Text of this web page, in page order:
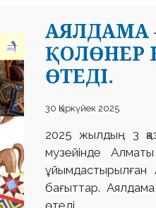
АЯЛДАМА
ҚОЛӨНЕР
ӨТЕДІ.
30 Қыркүйек 2025
2025 жылдың 3
музейінде
ұйымдастырылған
бағыттар.
өтеді.